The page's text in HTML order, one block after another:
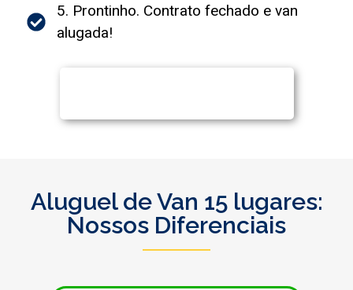
5. Prontinho. Contrato fechado e van
alugada!
Aluguel de Van 15 lugares:
Nossos Diferenciais